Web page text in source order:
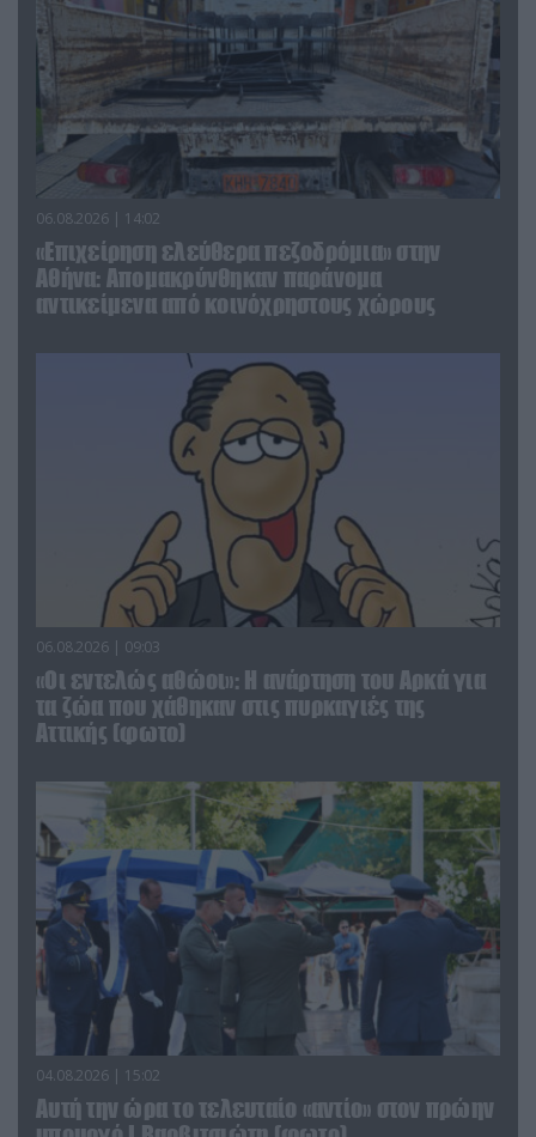
06.08.2026 | 14:02
«Επιχείρηση ελεύθερα πεζοδρόμια» στην
Αθήνα: Απομακρύνθηκαν παράνομα
αντικείμενα από κοινόχρηστους χώρους
06.08.2026 | 09:03
«Οι εντελώς αθώοι»: Η ανάρτηση του Αρκά για
τα ζώα που χάθηκαν στις πυρκαγιές της
Αττικής (φωτο)
04.08.2026 | 15:02
Αυτή την ώρα το τελευταίο «αντίο» στον πρώην